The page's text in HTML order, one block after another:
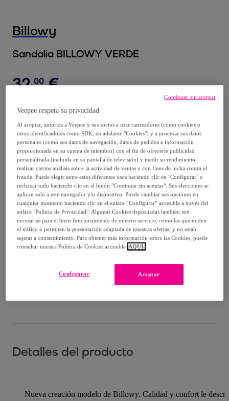
Billowy
Sandalia BILLOWY VERDE
32,00 €
65, €
51%
Guía de tallas
Vendido porGrupo DS
Entrega
Envío gratis
Detalles del producto
Nueva creación modelo de Billowy. Calidad y confort le
Veepee respeta su privacidad
Al aceptar, autoriza a Veepee y sus socios a usar rastreadores (como cookies u
otros identificadores como SDK, en adelante "Cookies") y a procesar sus datos
personales (como sus datos de navegación, datos de pedidos e información
proporcionada en su cuenta de miembro) con el fin de ofrecerle publicidad
personalizada (incluida en su pantalla de televisión) y medir su rendimiento,
realizar ciertos análisis sobre la actividad de ventas y con fines de lucha contra el
fraude. Puede elegir entre estos diferentes usos haciendo clic en "Configurar" o
rechazar todo haciendo clic en el botón "Continuar sin aceptar". Sus elecciones se
aplican solo a este navegador y/o dispositivo. Puede cambiar sus opciones en
cualquier momento haciendo clic en el enlace “Configurar” accesible a través del
enlace "Política de Privacidad". Algunas Cookies depositadas también son
necesarias para el buen funcionamiento de nuestro servicio, como las que miden
el tráfico o permiten la presentación adaptada de nuestras ofertas, y no están
sujetas a consentimiento. Para obtener más información sobre las Cookies, puede
consultar nuestra Política de Cookies accesible AQUÍ.
Aceptar
Configurar
Continuar sin aceptar